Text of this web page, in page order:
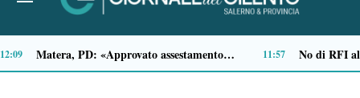
10:33 10:12